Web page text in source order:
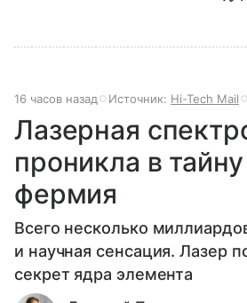
16 часов назад Источник: Hi-Tech Mail
Лазерная
проникла в
фермия
Всего несколько
и научная сенсация. Лазер
секрет ядра элемента